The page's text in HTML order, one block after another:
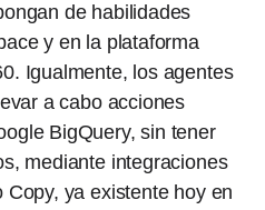
de habilidades
y en la plataforma
Igualmente, los agentes
a cabo acciones
BigQuery, sin tener
mediante integraciones
ya existente hoy en